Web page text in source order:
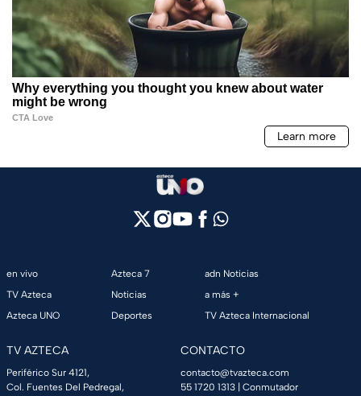
en vivo
TV Azteca
Azteca UNO
Azteca 7
Noticias
Deportes
adn Noticias
a más +
TV Azteca Internacional
TV AZTECA
Periférico Sur 4121,
Col. Fuentes Del Pedregal,
CONTACTO
contacto@tvazteca.com
55 1720 1313 | Conmutador